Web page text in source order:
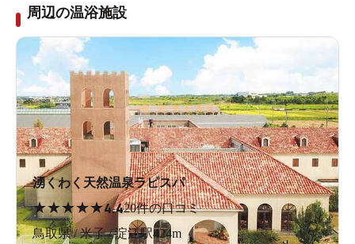
周辺の温浴施設
湧くわく天然温泉ラピスパ
★★★★★4.420件の口コミ
鳥取県 / 米子 / 淀江駅424m